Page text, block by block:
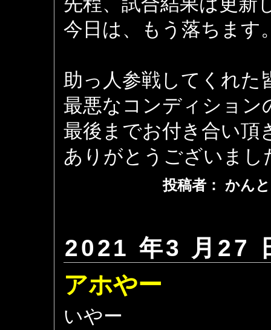
今日は、もう落ちます
助っ人参戦してくれた
最悪なコンディション
最後までお付き合い頂
ありがとうございまし
投稿者： かん
2021 年3 月27
アホやー
いやー